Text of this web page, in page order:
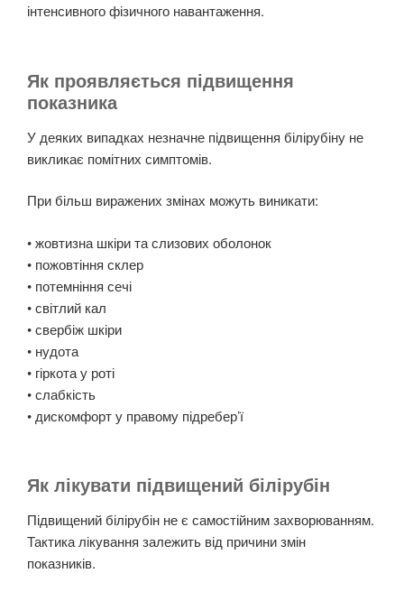
інтенсивного фізичного навантаження.
Як проявляється підвищення
показника
У деяких випадках незначне підвищення білірубіну не
викликає помітних симптомів.
При більш виражених змінах можуть виникати:
• жовтизна шкіри та слизових оболонок
• пожовтіння склер
• потемніння сечі
• світлий кал
• свербіж шкіри
• нудота
• гіркота у роті
• слабкість
• дискомфорт у правому підребер’ї
Як лікувати підвищений білірубін
Підвищений білірубін не є самостійним захворюванням.
Тактика лікування залежить від причини змін
показників.